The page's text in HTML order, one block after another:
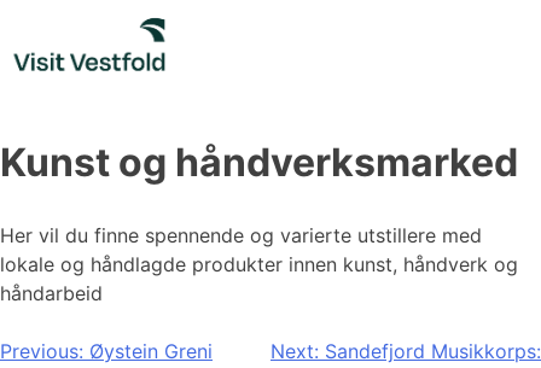
content
Kunst og håndverksmarked
Her vil du finne spennende og varierte utstillere med
lokale og håndlagde produkter innen kunst, håndverk og
håndarbeid
Innleggsnavigasjon
Previous: Øystein Greni
Next: Sandefjord Musikkorps: